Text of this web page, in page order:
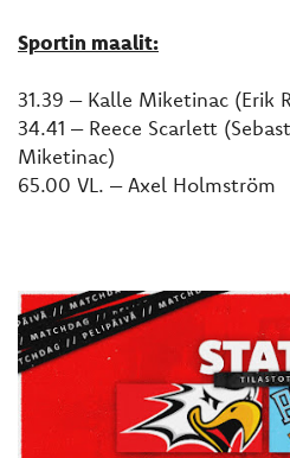
Sportin maalit:
31.39 – Kalle Miketinac (Erik
34.41 – Reece Scarlett
Miketinac)
65.00 VL. – Axel Holmström